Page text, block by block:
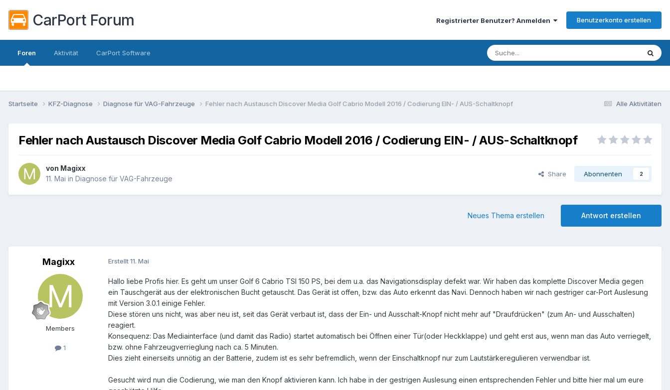
CarPort Forum Registrierter Benutzer? Anmelden Benutzerkonto erstellen
Foren Aktivität CarPort Software
Alle Aktivitäten
Startseite KFZ-Diagnose Diagnose für VAG-Fahrzeuge Fehler nach Austausch Discover Media Golf Cabrio Modell 2016 / Codierung EIN- / AUS-Schaltknopf
Fehler nach Austausch Discover Media Golf Cabrio Modell 2016 / Codierung EIN- / AUS-Schaltknopf
von Magixx
11. Mai in Diagnose für VAG-Fahrzeuge
Share Abonnenten 2
Antwort erstellen
Neues Thema erstellen
Magixx
Members
1
Erstellt11. Mai
Hallo liebe Profis hier. Es geht um unser Golf 6 Cabrio TSI 150 PS, bei dem u.a. das Navigationsdisplay defekt war. Wir haben das komplette Discover Media gegen
ein Tauschgerät aus der elektronischen Bucht getauscht. Das Gerät ist offen, bzw. das Auto erkennt das Navi. Dennoch haben wir nach gestriger car-Port Auslesung
mit Version 3.0.1 einige Fehler.
Diese stören uns nicht, was aber neu ist, seit das Gerät verbaut ist, dass der Ein- und Ausschalt-Knopf nicht mehr auf "Draufdrücken" (zum An- und Ausschalten)
reagiert.
Konsequenz: Das Mediainterface (und damit das Radio) startet automatisch bei Öffnen einer Tür(oder Heckklappe) und geht erst aus, wenn man das Auto verriegelt,
bzw. ohne Fahrzeugverrieglung nach ca. 5 Minuten.
Dies zieht einerseits unnötig an der Batterie, zudem ist es sehr befremdlich, wenn der Einschaltknopf nur zum Lautstärkeregulieren verwendbar ist.
Gesucht wird nun die Codierung, wie man den Knopf aktivieren kann. Ich habe in der gestrigen Auslesung einen entsprechenden Fehler und bitte hier mal um eure